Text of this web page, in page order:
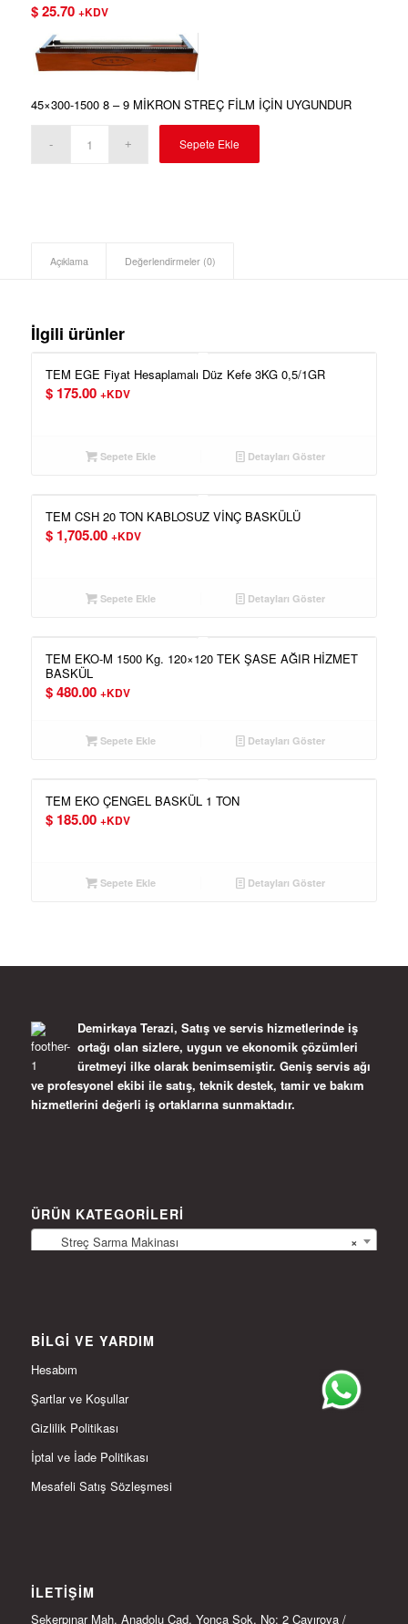
$25.70 +KDV
45×300-1500 8 – 9 MİKRON STREÇ FİLM İÇİN UYGUNDUR
Sepete Ekle
Açıklama Değerlendirmeler (0)
İlgili ürünler
TEM EGE Fiyat Hesaplamalı Düz Kefe 3KG 0,5/1GR
$175.00 +KDV
Sepete Ekle Detayları Göster
TEM CSH 20 TON KABLOSUZ VİNÇ BASKÜLÜ
$1,705.00 +KDV
Sepete Ekle Detayları Göster
TEM EKO-M 1500 Kg. 120×120 TEK ŞASE AĞIR HİZMET
BASKÜL
$480.00 +KDV
Sepete Ekle Detayları Göster
TEM EKO ÇENGEL BASKÜL 1 TON
$185.00 +KDV
Sepete Ekle Detayları Göster
Demirkaya Terazi, Satış ve servis hizmetlerinde iş
ortağı olan sizlere, uygun ve ekonomik çözümleri
üretmeyi ilke olarak benimsemiştir. Geniş servis ağı
ve profesyonel ekibi ile satış, teknik destek, tamir ve bakım
hizmetlerini değerli iş ortaklarına sunmaktadır.
ÜRÜN KATEGORILERI
×
Streç Sarma Makinası
BILGI VE YARDIM
Hesabım
Şartlar ve Koşullar
Gizlilik Politikası
İptal ve İade Politikası
Mesafeli Satış Sözleşmesi
İLETIŞIM
Şekerpınar Mah. Anadolu Cad. Yonca Sok. No: 2 Çayırova /